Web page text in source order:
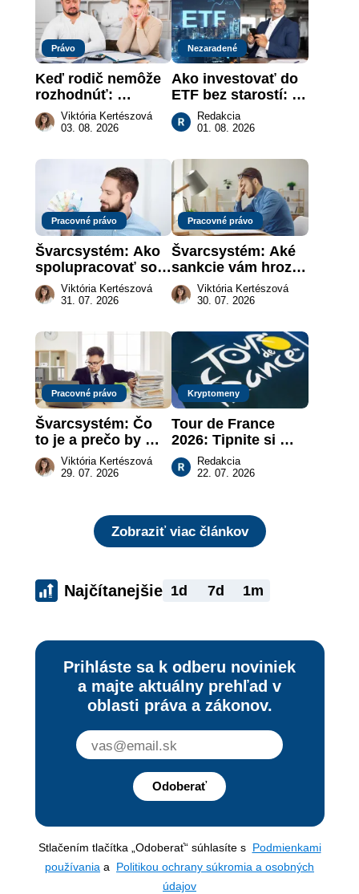
Právo
Keď rodič nemôže
rozhodnúť:
nahradenie prejavu
vôle súdom v
Viktória Kertészová
03. 08. 2026
Nezaradené
Ako investovať do
ETF bez starostí:
Investičné plány,
ktoré urobia prácu
Redakcia
01. 08. 2026
Pracovné právo
Švarcsystém: Ako
spolupracovať so
živnostníkom
legálne a bez
Viktória Kertészová
31. 07. 2026
Pracovné právo
Švarcsystém: Aké
sankcie vám hrozia
a prečo nestačí
zaplatiť pokutu?
Viktória Kertészová
30. 07. 2026
Pracovné právo
Švarcsystém: Čo
to je a prečo by
vás to malo
zaujímať
Viktória Kertészová
29. 07. 2026
Kryptomeny
Tour de France
2026: Tipnite si
pódium etapy a
získajte podiel z 2
Redakcia
22. 07. 2026
Zobraziť viac článkov
Najčítanejšie 1d 7d 1m
Prihláste sa k odberu noviniek
a majte aktuálny prehľad v
oblasti práva a zákonov.
Odoberať
Stlačením tlačítka „Odoberať“ súhlasíte s Podmienkami
používania a Politikou ochrany súkromia a osobných
údajov